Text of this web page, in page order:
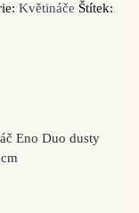
Květináče Štítek: